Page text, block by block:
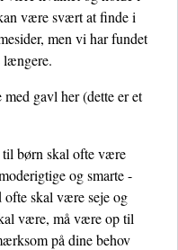
være svært at finde i
men vi har fundet
længere.
med gavl her(dette er et
til børn skal ofte være
og smarte -
ofte skal være seje og
være, må være op til
på dine behov